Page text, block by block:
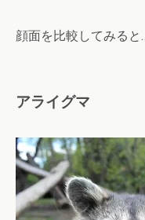
顔面を比較してみると
アライグマ